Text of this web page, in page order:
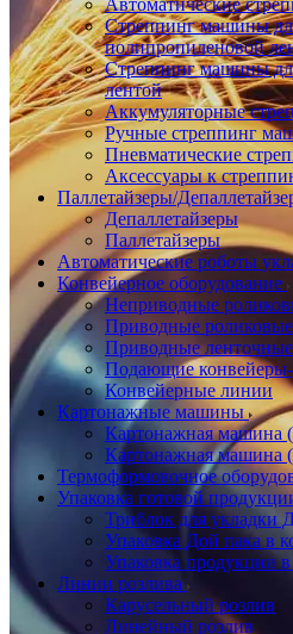
Автоматические
Стреппинг машины
полипропиленовой
Стреппинг машины
лентой
Аккумуляторные
Ручные стреппинг
Пневматические
Аксессуары к
Паллетайзеры/
Депаллетайзеры
Паллетайзеры
Автоматические роботы
Конвейерное оборудование
Неприводные
Приводные
Приводные
Подающие конвейеры-
Конвейерные линии
Картонажные машины
Картонажная машина
Картонажная машина
Термоформовочное
Упаковка готовой
Триблок для укладки
Упаковка Дой пака в
Упаковка продукции
Линии розлива
Карусельный розлив
Линейный розлив